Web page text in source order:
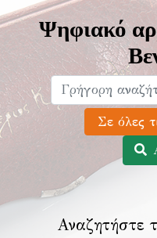
Ψηφιακό
Αναζητήστε